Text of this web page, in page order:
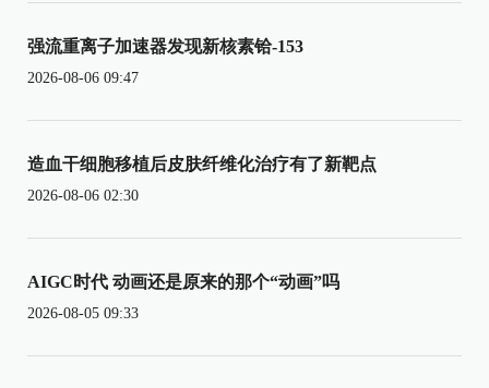
强流重离子加速器发现新核素铪-153
2026-08-06 09:47
造血干细胞移植后皮肤纤维化治疗有了新靶点
2026-08-06 02:30
AIGC时代 动画还是原来的那个“动画”吗
2026-08-05 09:33